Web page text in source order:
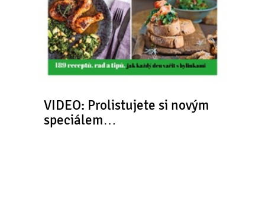
VIDEO: Prolistujete si novým
speciálem…